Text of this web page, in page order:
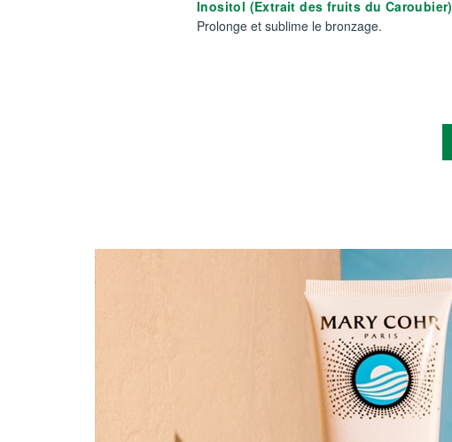
Inositol (Extrait des fruits du Caroubier)
Prolonge et sublime le bronzage.